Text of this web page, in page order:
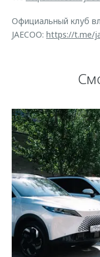
Официальный клуб
JAECOO: https://t.me/